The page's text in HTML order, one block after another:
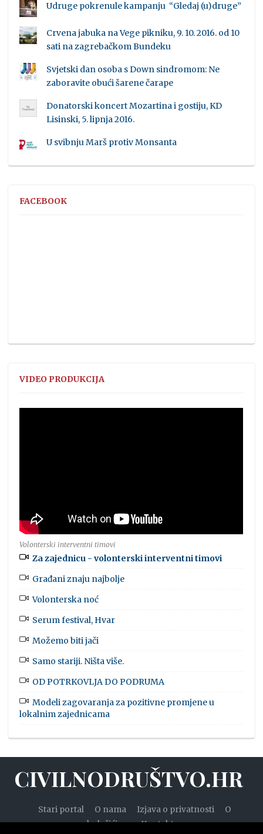
Udruge pokrenule kampanju “Gledaj (u)druge”
Crvena jabuka na Vege pikniku, 9. 10. 2016. od 10
sati na zagrebačkom Bundeku
Svjetski dan osoba s Down sindromom: Ne
zaboravite obući šarene čarape
Donatorski koncert Mozartina i gostiju, KD
Lisinski, 5. lipnja 2016.
U svibnju Marš protiv Monsanta
FACEBOOK
VIDEO PRODUKCIJA
Volonterski interventni timovi
Za zajednicu - volonterski interventni timovi
Građani znaju najbolje
Volonterska noć
Serum festival, Hvar
Možemo biti jači
Samo stariji. Ništa više.
OD POTRKOVLJA DO PODRUMA
Modeli zagovaranja za pozitivne promjene u
lokalnim zajednicama
CIVILNODRUŠTVO.HR
Stari portal O nama Izjava o privatnosti
O
kolačićima
Kontakt